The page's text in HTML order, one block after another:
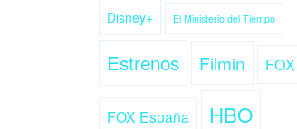
Disney+ El Ministerio del Tiempo
Estrenos Filmin FOX
FOX España HBO